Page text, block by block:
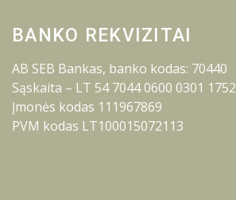
BANKO REKVIZITAI
AB SEB Bankas, banko kodas: 70440
Sąskaita – LT 54 7044 0600 0301 1752
Įmonės kodas 111967869
PVM kodas LT100015072113